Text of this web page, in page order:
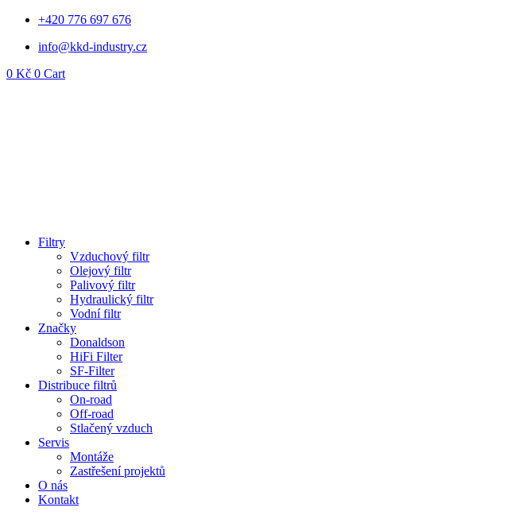
Přejít
obsahu
+420 776 697 676
info@kkd-industry.cz
0 Kč 0 Cart
Filtry
Vzduchový filtr
Olejový filtr
Palivový filtr
Hydraulický filtr
Vodní filtr
Značky
Donaldson
HiFi Filter
SF-Filter
Distribuce filtrů
On-road
Off-road
Stlačený vzduch
Servis
Montáže
Zastřešení projektů
O nás
Kontakt